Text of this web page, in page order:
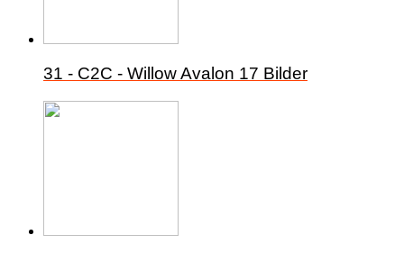
31 - C2C - Willow Avalon 17 Bilder